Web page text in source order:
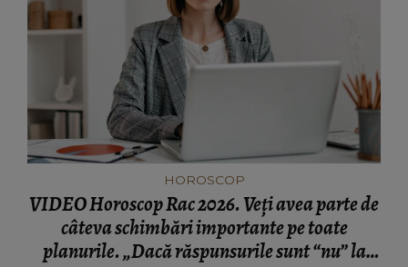
HOROSCOP
VIDEO Horoscop Rac 2026. Veți avea parte de
câteva schimbări importante pe toate
planurile. „Dacă răspunsurile sunt “nu” la